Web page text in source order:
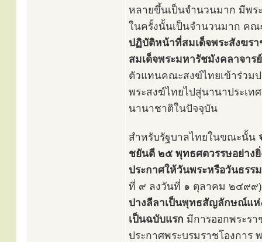
หลายขึ้นเป็นจำนวนมาก มีพร
ในครั้งนั้นเป็นจำนวนมาก ค
ปฏิบัติหน้าที่สมเด็จพระสังฆรา
สมเด็จพระมหารัชมังคลาจารย์
ตัวแทนคณะสงฆ์ไทยเข้าร่วม
พระสงฆ์ไทยไปสู่นานาประเท
นานาชาติในปัจจุบัน
สำหรับรัฐบาลไทยในขณะนั้น
ชยันตี ๒๕ พุทธศตวรรษอย่าง
ประกาศให้วันพระหรือวันธรร
ที่ ๙ ลงวันที่ ๑ ตุลาคม ๒๔๙
ปางลีลาเป็นพุทธสัญลักษณ์แห่
เป็นฉบับแรก มีการออกพระร
ประกาศพระบรมราชโองกา